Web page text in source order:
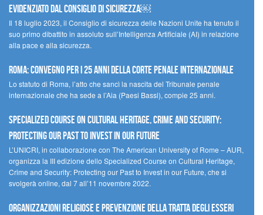
evidenziato dal Consiglio di Sicurezza￼
Il 18 luglio 2023, il Consiglio di sicurezza delle Nazioni Unite ha tenuto il
suo primo dibattito in assoluto sull’Intelligenza Artificiale (AI) in relazione
alla pace e alla sicurezza.
Roma: convegno per i 25 anni della Corte penale internazionale
Lo statuto di Roma, l’atto che sancì la nascita del Tribunale penale
internazionale che ha sede a l’Aia (Paesi Bassi), compie 25 anni.
Specialized Course on Cultural Heritage, Crime and Security:
Protecting our Past to Invest in our Future
L’UNICRI, in collaborazione con The American University of Rome – AUR,
organizza la III edizione dello Specialized Course on Cultural Heritage,
Crime and Security: Protecting our Past to Invest in our Future, che si
svolgerà online, dal 7 all’11 novembre 2022.
Organizzazioni religiose e prevenzione della tratta degli esseri